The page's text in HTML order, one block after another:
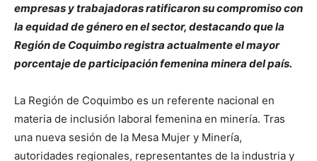
empresas y trabajadoras ratificaron su compromiso con
la equidad de género en el sector, destacando que la
Región de Coquimbo registra actualmente el mayor
porcentaje de participación femenina minera del país.
La Región de Coquimbo es un referente nacional en
materia de inclusión laboral femenina en minería. Tras
una nueva sesión de la Mesa Mujer y Minería,
autoridades regionales, representantes de la industria y